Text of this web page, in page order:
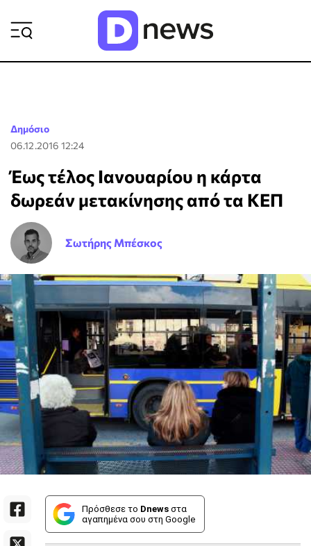
Δημόσιο
06.12.2016 12:24
Έως τέλος Ιανουαρίου η κάρτα
δωρεάν μετακίνησης από τα ΚΕΠ
Σωτήρης Μπέσκος
Πρόσθεσε το Dnews στα
αγαπημένα σου στη Google